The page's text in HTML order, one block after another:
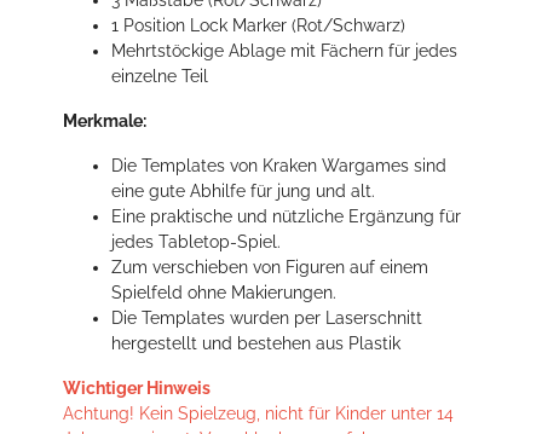
1 Position Lock Marker (Rot/Schwarz)
Mehrtstöckige Ablage mit Fächern für jedes
einzelne Teil
Merkmale:
Die Templates von Kraken Wargames sind
eine gute Abhilfe für jung und alt.
Eine praktische und nützliche Ergänzung für
jedes Tabletop-Spiel.
Zum verschieben von Figuren auf einem
Spielfeld ohne Makierungen.
Die Templates wurden per Laserschnitt
hergestellt und bestehen aus Plastik
Wichtiger Hinweis
Achtung! Kein Spielzeug, nicht für Kinder unter 14